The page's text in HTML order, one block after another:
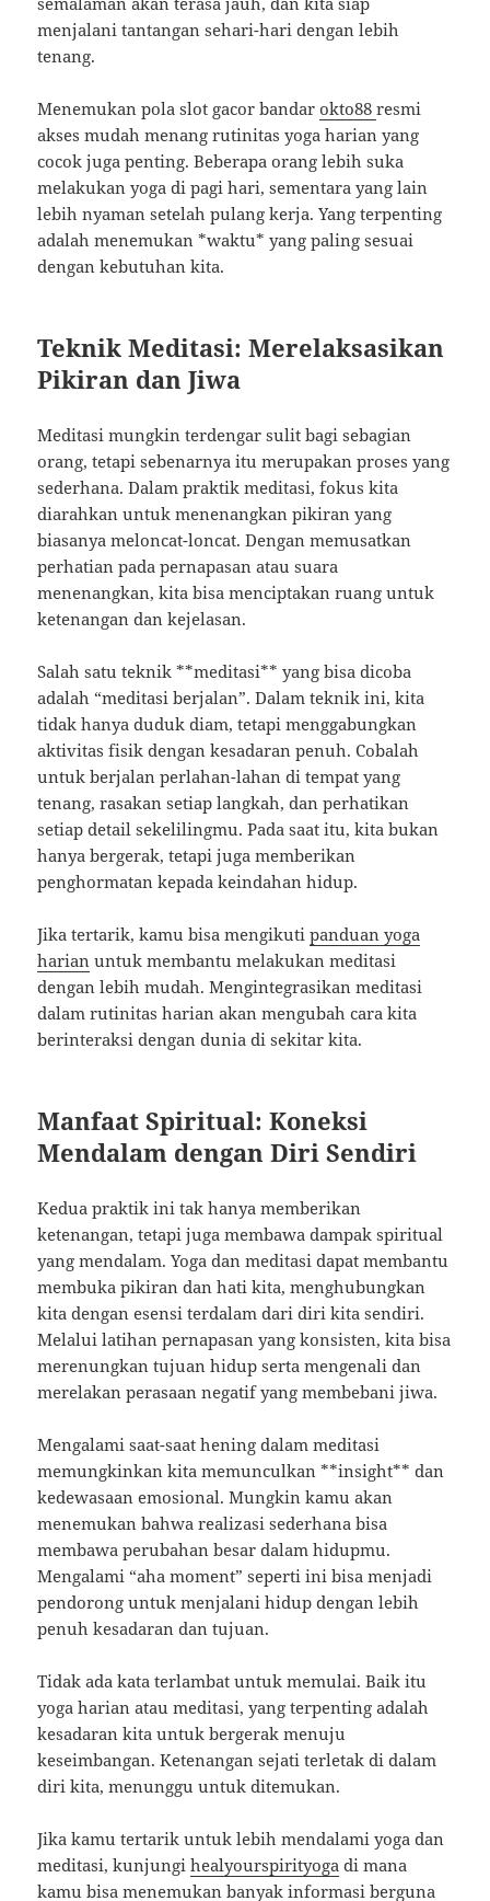
menjalani tantangan sehari-hari dengan lebih
tenang.
Menemukan pola slot gacor bandarokto88resmi
akses mudah menang rutinitas yoga harian yang
cocok juga penting. Beberapa orang lebih suka
melakukan yoga di pagi hari, sementara yang lain
lebih nyaman setelah pulang kerja. Yang terpenting
adalah menemukan *waktu* yang paling sesuai
dengan kebutuhan kita.
Teknik Meditasi: Merelaksasikan
Pikiran dan Jiwa
Meditasi mungkin terdengar sulit bagi sebagian
orang, tetapi sebenarnya itu merupakan proses yang
sederhana. Dalam praktik meditasi, fokus kita
diarahkan untuk menenangkan pikiran yang
biasanya meloncat-loncat. Dengan memusatkan
perhatian pada pernapasan atau suara
menenangkan, kita bisa menciptakan ruang untuk
ketenangan dan kejelasan.
Salah satu teknik **meditasi** yang bisa dicoba
adalah “meditasi berjalan”. Dalam teknik ini, kita
tidak hanya duduk diam, tetapi menggabungkan
aktivitas fisik dengan kesadaran penuh. Cobalah
untuk berjalan perlahan-lahan di tempat yang
tenang, rasakan setiap langkah, dan perhatikan
setiap detail sekelilingmu. Pada saat itu, kita bukan
hanya bergerak, tetapi juga memberikan
penghormatan kepada keindahan hidup.
Jika tertarik, kamu bisa mengikutipanduan yoga
harian untuk membantu melakukan meditasi
dengan lebih mudah. Mengintegrasikan meditasi
dalam rutinitas harian akan mengubah cara kita
berinteraksi dengan dunia di sekitar kita.
Manfaat Spiritual: Koneksi
Mendalam dengan Diri Sendiri
Kedua praktik ini tak hanya memberikan
ketenangan, tetapi juga membawa dampak spiritual
yang mendalam. Yoga dan meditasi dapat membantu
membuka pikiran dan hati kita, menghubungkan
kita dengan esensi terdalam dari diri kita sendiri.
Melalui latihan pernapasan yang konsisten, kita bisa
merenungkan tujuan hidup serta mengenali dan
merelakan perasaan negatif yang membebani jiwa.
Mengalami saat-saat hening dalam meditasi
memungkinkan kita memunculkan **insight** dan
kedewasaan emosional. Mungkin kamu akan
menemukan bahwa realizasi sederhana bisa
membawa perubahan besar dalam hidupmu.
Mengalami “aha moment” seperti ini bisa menjadi
pendorong untuk menjalani hidup dengan lebih
penuh kesadaran dan tujuan.
Tidak ada kata terlambat untuk memulai. Baik itu
yoga harian atau meditasi, yang terpenting adalah
kesadaran kita untuk bergerak menuju
keseimbangan. Ketenangan sejati terletak di dalam
diri kita, menunggu untuk ditemukan.
Jika kamu tertarik untuk lebih mendalami yoga dan
meditasi, kunjungihealyourspirityoga di mana
kamu bisa menemukan banyak informasi berguna